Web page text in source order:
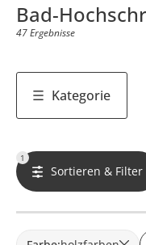
Bad-
47 Ergebnisse
Kategorie
1
Sortieren & Filter